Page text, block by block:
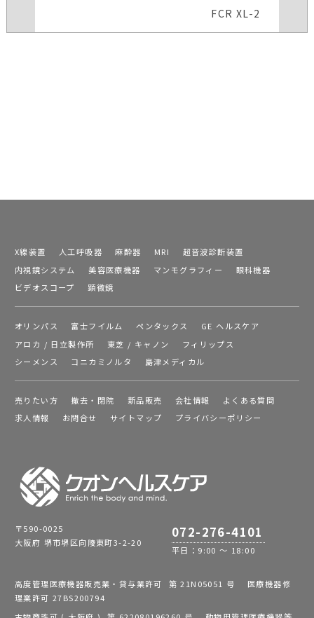
FCR XL-2
X線装置 人工呼吸器 麻酔器 MRI
超音波診断装置
内視鏡システム
美容医療機器 マンモグラフィー
眼科機器
ビデオスコープ
顕微鏡
オリンパス 富士フイルム ペンタックス
GE ヘルスケア
アロカ / 日立製作所
東芝 / キャノン
フィリップス
シーメンス
コニカミノルタ 島津メディカル
売りたい方 撤去・閉院 新品販売 会社情報
よくある質問
求人情報
お問合せ サイトマップ プライバシーポリシー
〒590-0025
大阪府 堺市堺区向陵東町3-2-20
072-276-4101
平日：9:00 ～ 18:00
高度管理医療機器販売業・貸与業許可 第 21N05051 号 医療機器修
理業許可 27BS200794